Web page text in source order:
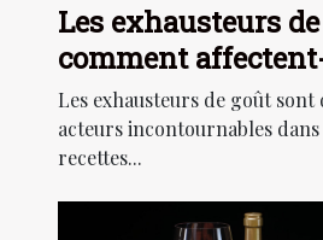
Les exhausteurs
comment
saveurs de nos
Les exhausteurs de goût sont
acteurs incontournables
recettes...